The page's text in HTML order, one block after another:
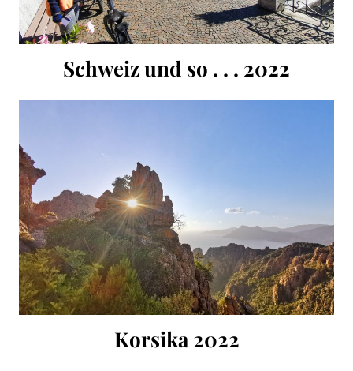
Schweiz und so . . . 2022
Korsika 2022